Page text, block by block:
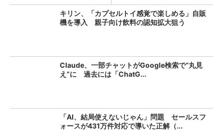
キリン、「カプセルトイ感覚で楽しめる」自販
機を導入 親子向け飲料の認知拡大狙う
Claude、一部チャットがGoogle検索で“丸見
え”に 過去には「ChatG...
「AI、結局使えないじゃん」問題 セールスフ
ォースが431万件対応で導いた正解（...